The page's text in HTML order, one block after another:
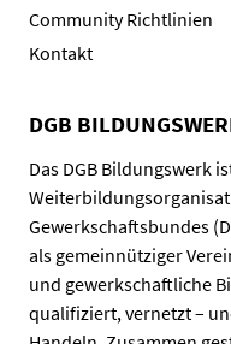
DGB
Das DGB Bildungswerk
Gewerkschaftsbundes
als gemeinnütziger
und gewerkschaftliche
qualifiziert, vernetzt –
Community Richtlinien
Kontakt